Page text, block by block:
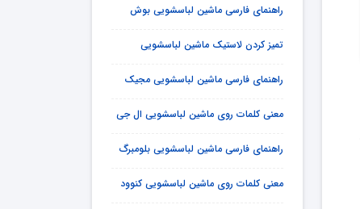
راهنمای فارسی ماشین لباسشویی بوش
تمیز کردن لاستیک ماشین لباسشویی
راهنمای فارسی ماشین لباسشویی مجیک
معنی کلمات روی ماشین لباسشویی ال جی
راهنمای فارسی ماشین لباسشویی بلومبرگ
معنی کلمات روی ماشین لباسشویی کنوود